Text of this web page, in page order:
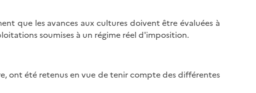
que les avances aux cultures doivent être évaluées à
soumises à un régime réel d'imposition.
ont été retenus en vue de tenir compte des différentes